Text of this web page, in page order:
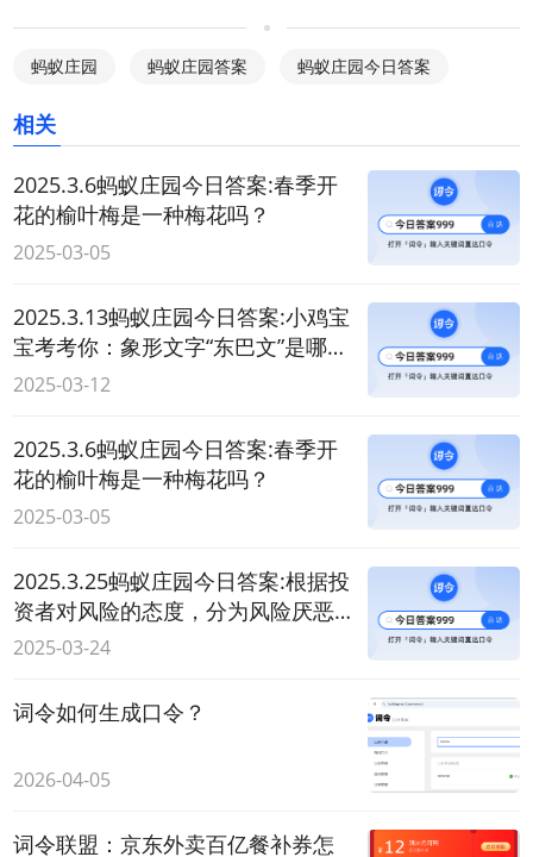
蚂蚁庄园 蚂蚁庄园答案 蚂蚁庄园今日答案
相关
2025.3.6蚂蚁庄园今日答案:春季开
花的榆叶梅是一种梅花吗？
2025-03-05
2025.3.13蚂蚁庄园今日答案:小鸡宝
宝考考你：象形文字“东巴文”是哪个
民族创造的？
2025-03-12
2025.3.6蚂蚁庄园今日答案:春季开
花的榆叶梅是一种梅花吗？
2025-03-05
2025.3.25蚂蚁庄园今日答案:根据投
资者对风险的态度，分为风险厌恶
型、风险中立型和？
2025-03-24
词令如何生成口令？
2026-04-05
词令联盟：京东外卖百亿餐补券怎